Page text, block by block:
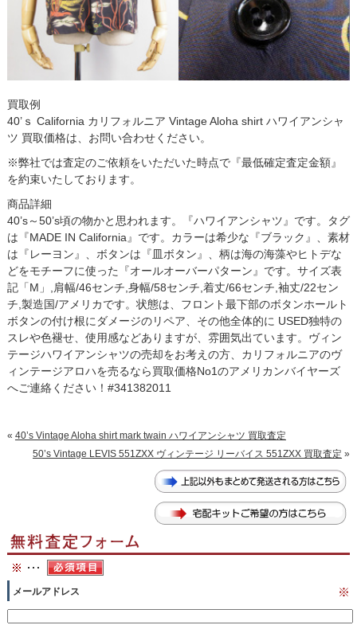
買取例
40’ｓ California カリフォルニア Vintage Aloha shirt ハワイアンシャ
ツ 買取価格は、お問い合わせください。
※弊社では査定のご依頼をいただいた時点で『最低確定査定金額』
を約束いたしております。
商品詳細
40’s～50’s頃の物かと思われます。『ハワイアンシャツ』です。タグ
は『MADE IN California』です。カラーは希少な『ブラック』、素材
は『レーヨン』、ボタンは『皿ボタン』、柄は海の海藻やヒトデな
どをモチーフに使った『オールオーバーパターン』です。サイズ表
記「M」,肩幅/46センチ,身幅/58センチ,着丈/66センチ,袖丈/22セン
チ,製造国/アメリカです。状態は、フロント最下部のボタンホールト
ボタンの付け根にダメージのリペア、その他全体的に USED独特の
スレや色褪せ、使用感などありますが、雰囲気出ています。ヴィン
テージハワイアンシャツの売却をお考えの方、カリフォルニアのヴ
ィンテージアロハを売るなら買取価格No1のアメリカンバイヤーズ
へご連絡ください！#341382011
« 40’s Vintage Aloha shirt mark twain ハワイアンシャツ 買取査定
50’s Vintage LEVIS 551ZXX ヴィンテージ リーバイス 551ZXX 買取査定 »
メールアドレス ※